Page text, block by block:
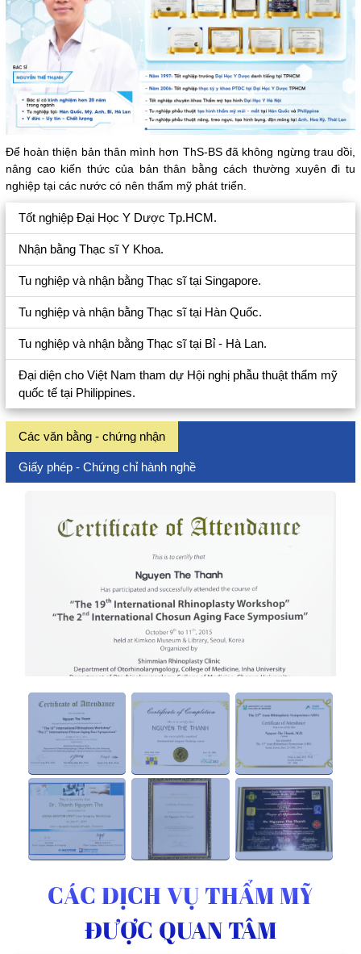
Để hoàn thiện bản thân mình hơn ThS-BS đã không ngừng trau dồi,
nâng cao kiến thức của bản thân bằng cách thường xuyên đi tu
nghiệp tại các nước có nên thẩm mỹ phát triển.
Tốt nghiệp Đại Học Y Dược Tp.HCM.
Nhận bằng Thạc sĩ Y Khoa.
Tu nghiệp và nhận bằng Thạc sĩ tại Singapore.
Tu nghiệp và nhận bằng Thạc sĩ tại Hàn Quốc.
Tu nghiệp và nhận bằng Thạc sĩ tại Bỉ - Hà Lan.
Đại diện cho Việt Nam tham dự Hội nghị phẫu thuật thẩm mỹ
quốc tế tại Philippines.
Các văn bằng - chứng nhận
Giấy phép - Chứng chỉ hành nghề
CÁC DỊCH VỤ THẨM MỸ
ĐƯỢC QUAN TÂM